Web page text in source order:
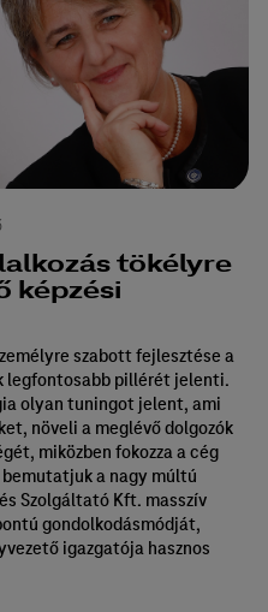
tökélyre
képzési
szabott fejlesztése a
legfontosabb pillérét jelenti.
olyan tuningot jelent, ami
növeli a meglévő dolgozók
miközben fokozza a cég
a nagy múltú
Szolgáltató Kft. masszív
gondolkodásmódját,
igazgatója hasznos